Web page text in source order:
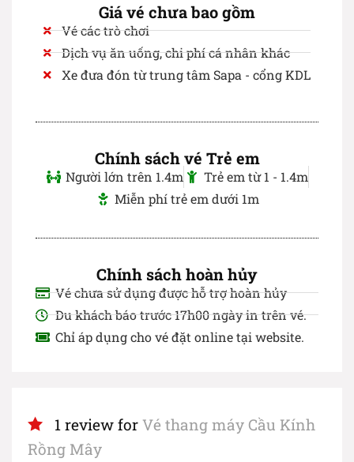
Giá vé chưa bao gồm
Vé các trò chơi
Dịch vụ ăn uống, chi phí cá nhân khác
Xe đưa đón từ trung tâm Sapa - cổng KDL
Chính sách vé Trẻ em
Người lớn trên 1.4m
Trẻ em từ 1 - 1.4m
Miễn phí trẻ em dưới 1m
Chính sách hoàn hủy
Vé chưa sử dụng được hỗ trợ hoàn hủy
Du khách báo trước 17h00 ngày in trên vé.
Chỉ áp dụng cho vé đặt online tại website.
1 review for Vé thang máy Cầu Kính
Rồng Mây